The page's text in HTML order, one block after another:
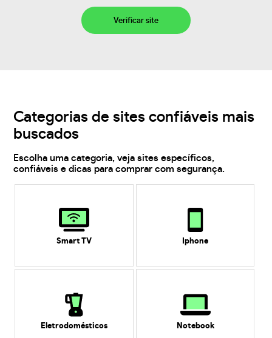
Verificar site
Categorias de sites confiáveis mais
buscados
Escolha uma categoria, veja sites específicos,
confiáveis e dicas para comprar com segurança.
Smart TV Iphone
Eletrodomésticos Notebook